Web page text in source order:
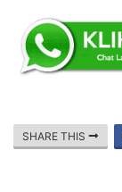
SHARE THIS